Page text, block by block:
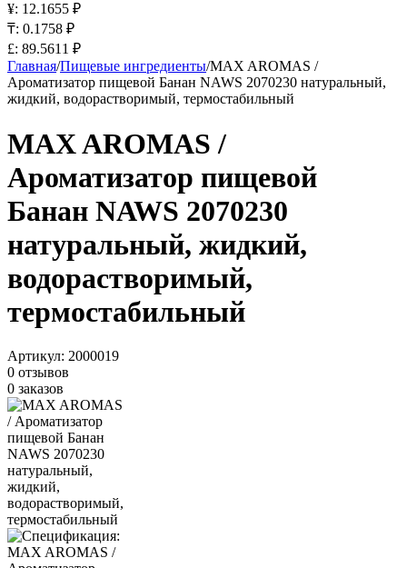
¥: 12.1655 ₽
₸: 0.1758 ₽
£: 89.5611 ₽
Главная/Пищевые ингредиенты/MAX AROMAS /
Ароматизатор пищевой Банан NAWS 2070230 натуральный,
жидкий, водорастворимый, термостабильный
MAX AROMAS /
Ароматизатор пищевой
Банан NAWS 2070230
натуральный, жидкий,
водорастворимый,
термостабильный
Артикул: 2000019
0 отзывов
0 заказов